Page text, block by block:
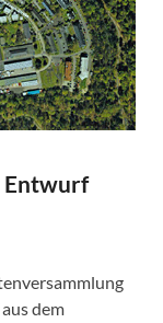
Entwurf
dem